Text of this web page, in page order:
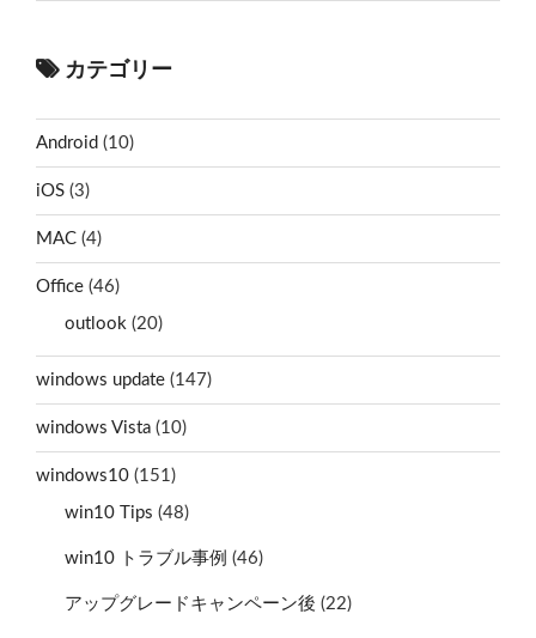
カテゴリー
Android (10)
iOS (3)
MAC (4)
Office (46)
outlook (20)
windows update (147)
windows Vista (10)
windows10 (151)
win10 Tips (48)
win10 トラブル事例 (46)
アップグレードキャンペーン後 (22)